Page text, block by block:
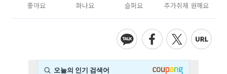
좋아요 화나요 슬퍼요 추가취재 원해요